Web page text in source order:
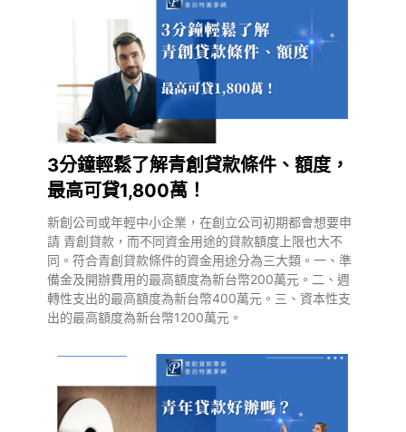
3分鐘輕鬆了解青創貸款條件、額度，
最高可貸1,800萬！
新創公司或年輕中小企業，在創立公司初期都會想要申
請 青創貸款，而不同資金用途的貸款額度上限也大不
同。符合青創貸款條件的資金用途分為三大類。一、準
備金及開辦費用的最高額度為新台幣200萬元。二、週
轉性支出的最高額度為新台幣400萬元。三、資本性支
出的最高額度為新台幣1200萬元。